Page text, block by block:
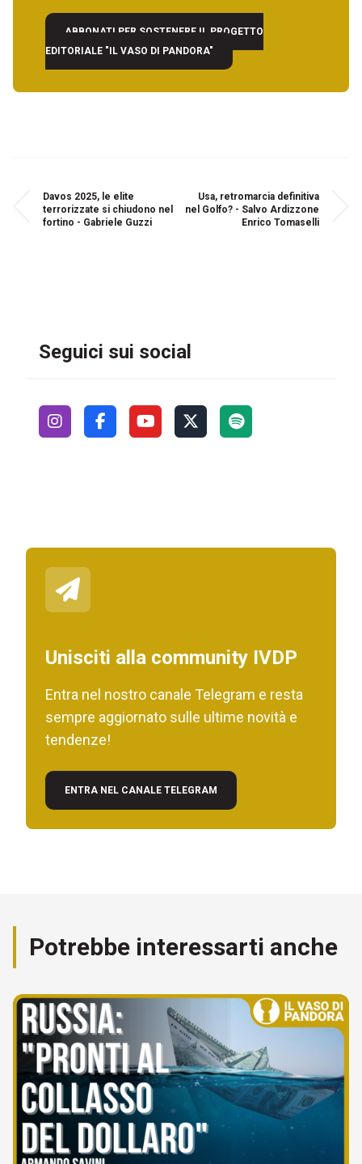
ABBONATI PER SOSTENERE IL PROGETTO
EDITORIALE "IL VASO DI PANDORA"
Davos 2025, le elite
terrorizzate si chiudono nel
fortino - Gabriele Guzzi
Usa, retromarcia definitiva
nel Golfo? - Salvo Ardizzone
Enrico Tomaselli
Seguici sui social
Unisciti alla community IVDP
Entra nel nostro canale Telegram e resta
sempre aggiornato sulle ultime novità e
tendenze!
ENTRA NEL CANALE TELEGRAM
Potrebbe interessarti anche